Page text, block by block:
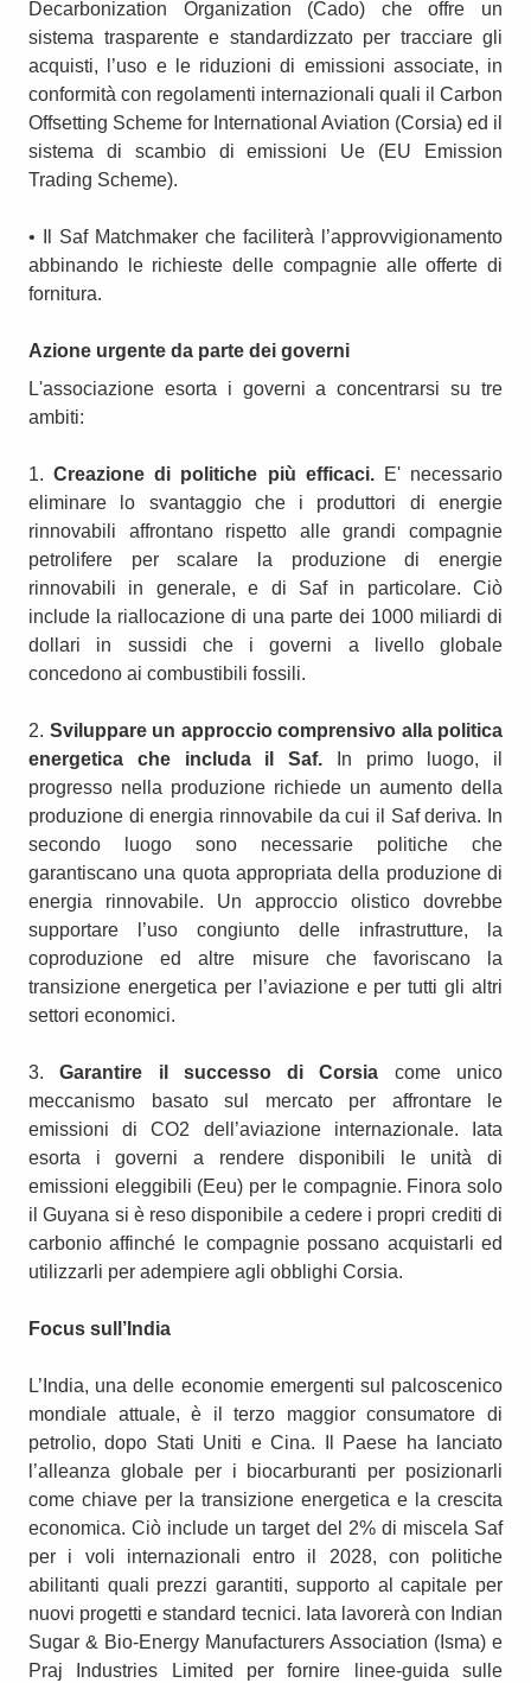
Decarbonization Organization (Cado) che offre un
sistema trasparente e standardizzato per tracciare gli
acquisti, l’uso e le riduzioni di emissioni associate, in
conformità con regolamenti internazionali quali il Carbon
Offsetting Scheme for International Aviation (Corsia) ed il
sistema di scambio di emissioni Ue (EU Emission
Trading Scheme).
• Il Saf Matchmaker che faciliterà l’approvvigionamento
abbinando le richieste delle compagnie alle offerte di
fornitura.
Azione urgente da parte dei governi
L'associazione esorta i governi a concentrarsi su tre
ambiti:
1.Creazione di politiche più efficaci.E' necessario
eliminare lo svantaggio che i produttori di energie
rinnovabili affrontano rispetto alle grandi compagnie
petrolifere per scalare la produzione di energie
rinnovabili in generale, e di Saf in particolare. Ciò
include la riallocazione di una parte dei 1000 miliardi di
dollari in sussidi che i governi a livello globale
concedono ai combustibili fossili.
2. Sviluppare un approccio comprensivo alla politica
energetica che includa il Saf. In primo luogo, il
progresso nella produzione richiede un aumento della
produzione di energia rinnovabile da cui il Saf deriva. In
secondo luogo sono necessarie politiche che
garantiscano una quota appropriata della produzione di
energia rinnovabile. Un approccio olistico dovrebbe
supportare l’uso congiunto delle infrastrutture, la
coproduzione ed altre misure che favoriscano la
transizione energetica per l’aviazione e per tutti gli altri
settori economici.
3.Garantire il successo di Corsia come unico
meccanismo basato sul mercato per affrontare le
emissioni di CO2 dell’aviazione internazionale. Iata
esorta i governi a rendere disponibili le unità di
emissioni eleggibili (Eeu) per le compagnie. Finora solo
il Guyana si è reso disponibile a cedere i propri crediti di
carbonio affinché le compagnie possano acquistarli ed
utilizzarli per adempiere agli obblighi Corsia.
Focus sull’India
L’India, una delle economie emergenti sul palcoscenico
mondiale attuale, è il terzo maggior consumatore di
petrolio, dopo Stati Uniti e Cina. Il Paese ha lanciato
l’alleanza globale per i biocarburanti per posizionarli
come chiave per la transizione energetica e la crescita
economica. Ciò include un target del 2% di miscela Saf
per i voli internazionali entro il 2028, con politiche
abilitanti quali prezzi garantiti, supporto al capitale per
nuovi progetti e standard tecnici. Iata lavorerà con Indian
Sugar & Bio-Energy Manufacturers Association (Isma) e
Praj Industries Limited per fornire linee-guida sulle